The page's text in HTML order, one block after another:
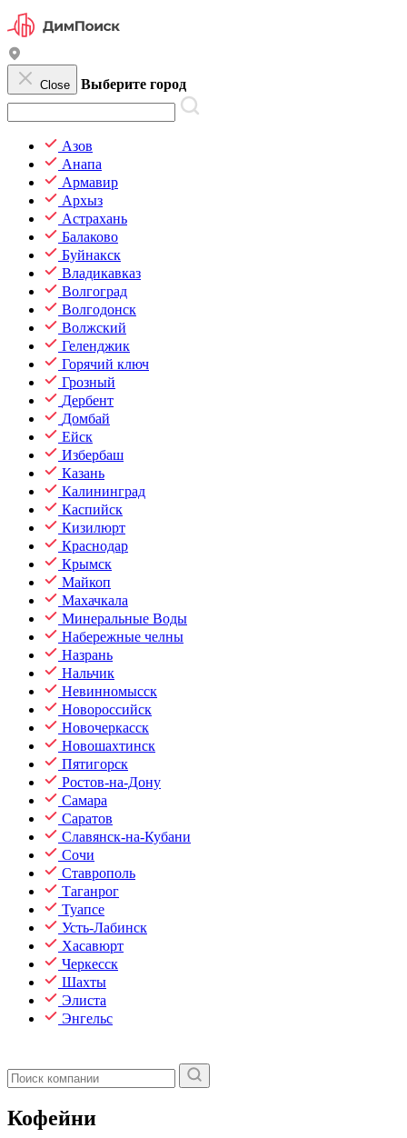
Close Выберите город
Азов
Анапа
Армавир
Архыз
Астрахань
Балаково
Буйнакск
Владикавказ
Волгоград
Волгодонск
Волжский
Геленджик
Горячий ключ
Грозный
Дербент
Домбай
Ейск
Избербаш
Казань
Калининград
Каспийск
Кизилюрт
Краснодар
Крымск
Майкоп
Махачкала
Минеральные Воды
Набережные челны
Назрань
Нальчик
Невинномысск
Новороссийск
Новочеркасск
Новошахтинск
Пятигорск
Ростов-на-Дону
Самара
Саратов
Славянск-на-Кубани
Сочи
Ставрополь
Таганрог
Туапсе
Усть-Лабинск
Хасавюрт
Черкесск
Шахты
Элиста
Энгельс
Кофейни